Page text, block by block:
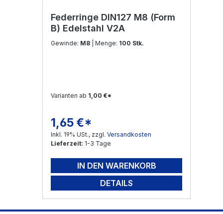
Federringe DIN127 M8 (Form
B) Edelstahl V2A
Gewinde: M8 | Menge: 100 Stk.
Varianten ab 1,00 €*
Regulärer Preis:
1,65 €*
Inkl. 19% USt., zzgl. Versandkosten
Lieferzeit: 1-3 Tage
IN DEN WARENKORB
DETAILS